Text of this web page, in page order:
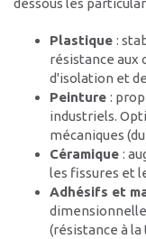
Plastique :
résistance aux
d'isolation et
Peinture :
industriels.
mécaniques
Céramique :
les fissures et
Adhésifs et
(résistance à